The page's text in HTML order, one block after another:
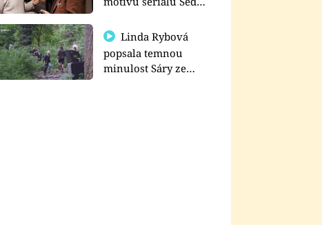
Linda Rybová
popsala temnou
minulost Sáry ze